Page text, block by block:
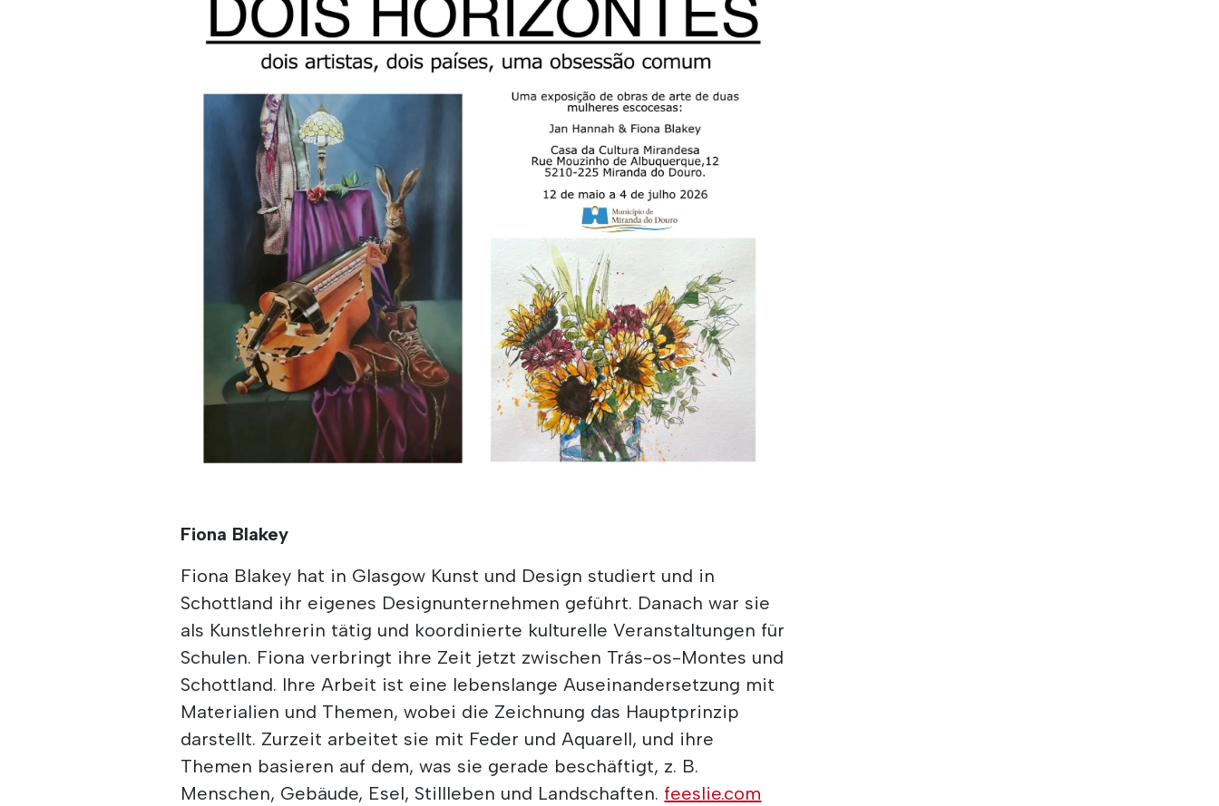
Fiona Blakey
Fiona Blakey hat in Glasgow Kunst und Design studiert und in
Schottland ihr eigenes Designunternehmen geführt. Danach war sie
als Kunstlehrerin tätig und koordinierte kulturelle Veranstaltungen für
Schulen. Fiona verbringt ihre Zeit jetzt zwischen Trás-os-Montes und
Schottland. Ihre Arbeit ist eine lebenslange Auseinandersetzung mit
Materialien und Themen, wobei die Zeichnung das Hauptprinzip
darstellt. Zurzeit arbeitet sie mit Feder und Aquarell, und ihre
Themen basieren auf dem, was sie gerade beschäftigt, z. B.
Menschen, Gebäude, Esel, Stillleben und Landschaften. feeslie.com